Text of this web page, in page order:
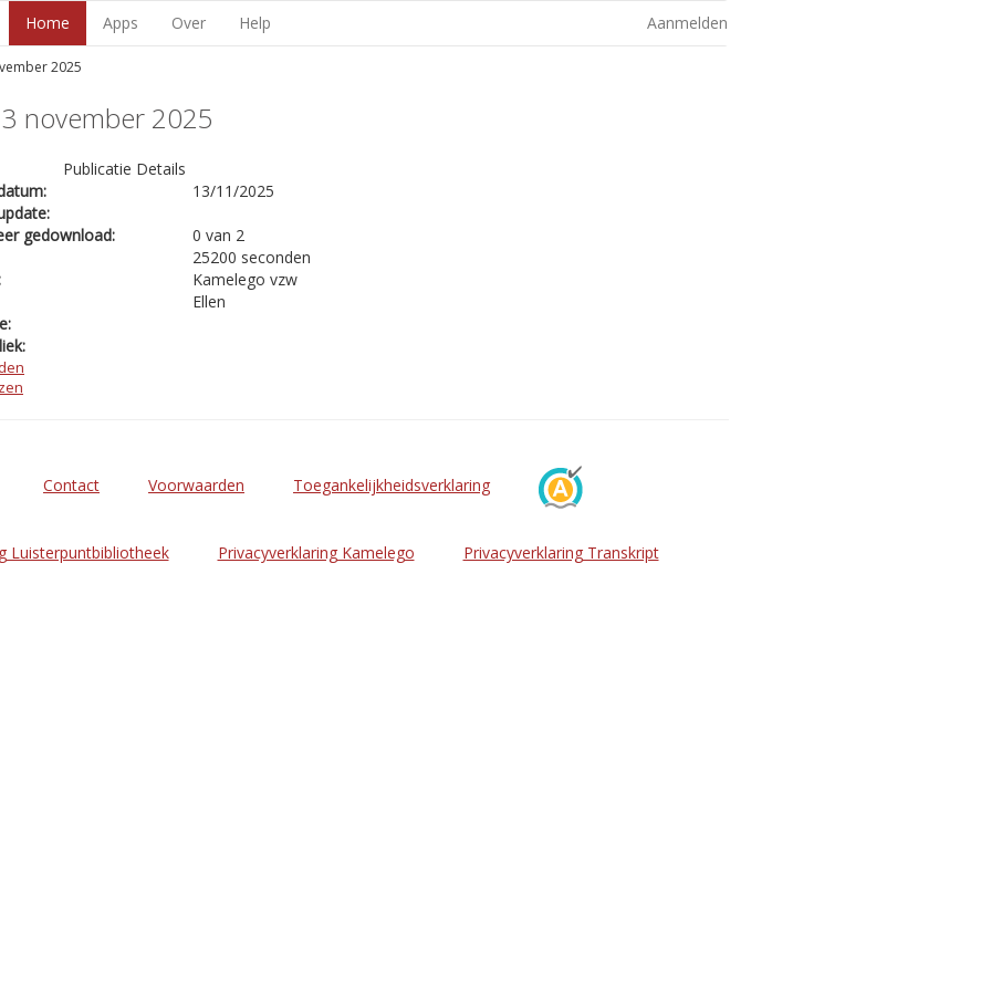
Home Apps Over Help Aanmelden
2025
november 2025
Publicatie Details
13/11/2025
gedownload:
0 van 2
25200 seconden
Kamelego vzw
Ellen
Contact Voorwaarden Toegankelijkheidsverklaring
Luisterpuntbibliotheek Privacyverklaring Kamelego Privacyverklaring Transkript